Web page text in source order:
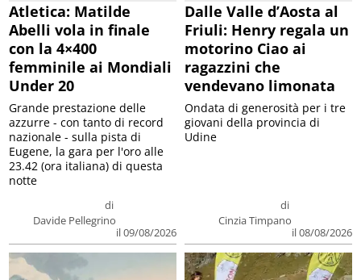
Atletica: Matilde
Abelli vola in finale
con la 4×400
femminile ai Mondiali
Under 20
di
Davide Pellegrino
il 09/08/2026
Grande prestazione delle
azzurre - con tanto di record
nazionale - sulla pista di
Eugene, la gara per l'oro alle
23.42 (ora italiana) di questa
notte
Dalle Valle d’Aosta al
Friuli: Henry regala un
motorino Ciao ai
ragazzini che
vendevano limonata
di
Cinzia Timpano
il 08/08/2026
Ondata di generosità per i tre
giovani della provincia di
Udine